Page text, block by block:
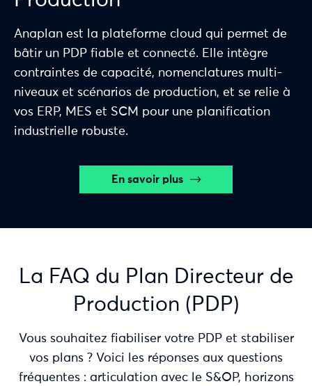
Anaplan est la plateforme cloud qui permet de
bâtir un PDP fiable et connecté. Elle intègre
contraintes de capacité, nomenclatures multi-
niveaux et scénarios de production, et se relie à
vos ERP, MES et SCM pour une planification
industrielle robuste.
En savoir plus
La FAQ du Plan Directeur de
Production (PDP)
Vous souhaitez fiabiliser votre PDP et stabiliser
vos plans ? Voici les réponses aux questions
fréquentes : articulation avec le S&OP, horizons